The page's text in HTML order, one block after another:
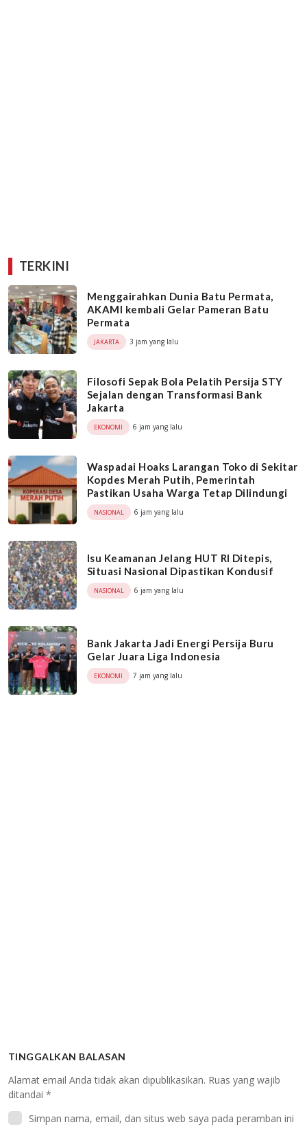
TERKINI
Menggairahkan Dunia Batu Permata,
AKAMI kembali Gelar Pameran Batu
Permata
JAKARTA 3 jam yang lalu
Filosofi Sepak Bola Pelatih Persija STY
Sejalan dengan Transformasi Bank
Jakarta
EKONOMI 6 jam yang lalu
Waspadai Hoaks Larangan Toko di Sekitar
Kopdes Merah Putih, Pemerintah
Pastikan Usaha Warga Tetap Dilindungi
NASIONAL 6 jam yang lalu
Isu Keamanan Jelang HUT RI Ditepis,
Situasi Nasional Dipastikan Kondusif
NASIONAL 6 jam yang lalu
Bank Jakarta Jadi Energi Persija Buru
Gelar Juara Liga Indonesia
EKONOMI 7 jam yang lalu
TINGGALKAN BALASAN
Alamat email Anda tidak akan dipublikasikan. Ruas yang wajib
ditandai *
Simpan nama, email, dan situs web saya pada peramban ini